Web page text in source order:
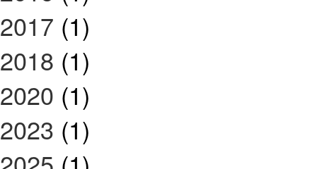
2017 (1)
2018 (1)
2020 (1)
2023 (1)